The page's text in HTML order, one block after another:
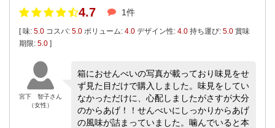
4.7 1件
[ 味: 5.0 コスパ: 5.0 ボリューム: 4.0 デザイン性: 4.0 持ち運び: 5.0 賞味
期限: 5.0 ]
宮下 智子さん
（女性）
箱におせんべいの写真が載っており味見をせ
ず見た目だけで購入しました。味見をしてい
なかっただけに、心配しましたがさすが大分
のからあげ！！せんべいにしっかりからあげ
の風味が詰まっていました。噛んでいると本